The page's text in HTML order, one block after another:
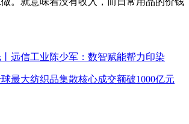
远信工业陈少军：数智赋能帮力印染
最大纺织品集散核心成交额破1000亿元